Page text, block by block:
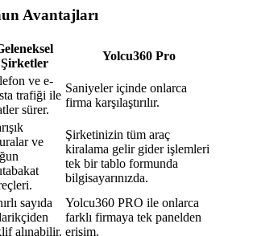
Avantajları
Şirketler
Yolcu360 Pro
ve e-
trafiği ile
sürer.
Saniyeler içinde onlarca
firma karşılaştırılır.
ve
Şirketinizin tüm araç
kiralama gelir gider işlemleri
tek bir tablo formunda
bilgisayarınızda.
sayıda
alınabilir.
Yolcu360 PRO ile onlarca
farklı firmaya tek panelden
erişim.